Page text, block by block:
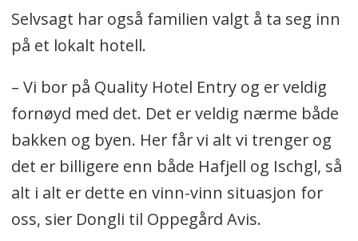
Selvsagt har også familien valgt å ta seg inn
på et lokalt hotell.
– Vi bor på Quality Hotel Entry og er veldig
fornøyd med det. Det er veldig nærme både
bakken og byen. Her får vi alt vi trenger og
det er billigere enn både Hafjell og Ischgl, så
alt i alt er dette en vinn-vinn situasjon for
oss, sier Dongli til Oppegård Avis.